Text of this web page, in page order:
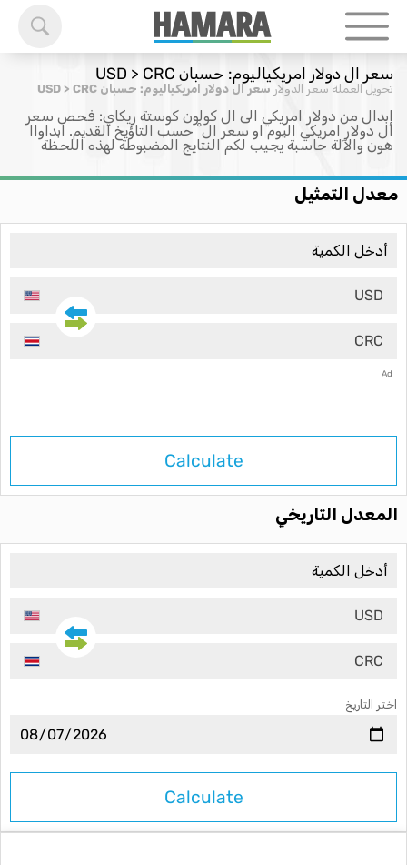
سعر ال دولار امريكياليوم: حسبان USD > CRC
تحويل العملة سعر الدولار سعر ال دولار امريكياليوم: حسبان USD > CRC
إبدال من دولار امريكي الى ال كولون كوستة ريكاي: فحص سعر
ال دولار امريكي اليوم او سعر ال ْ حسب التاؤيخ القديم. ابداواا
هون والآلة حاسبة يجيب لكم النتايج المضبوطة لهذه اللحظة
معدل التمثيل
USD
CRC
Ad
Calculate
المعدل التاريخي
USD
CRC
اختر التاريخ